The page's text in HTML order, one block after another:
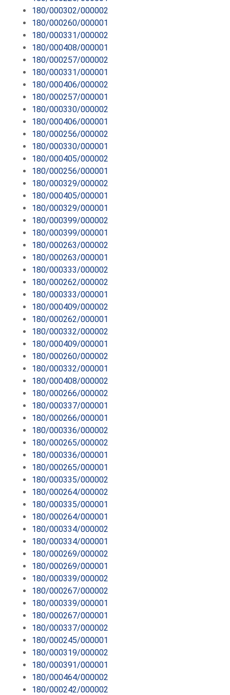
180/000302/000002
180/000260/000001
180/000331/000002
180/000408/000001
180/000257/000002
180/000331/000001
180/000406/000002
180/000257/000001
180/000330/000002
180/000406/000001
180/000256/000002
180/000330/000001
180/000405/000002
180/000256/000001
180/000329/000002
180/000405/000001
180/000329/000001
180/000399/000002
180/000399/000001
180/000263/000002
180/000263/000001
180/000333/000002
180/000262/000002
180/000333/000001
180/000409/000002
180/000262/000001
180/000332/000002
180/000409/000001
180/000260/000002
180/000332/000001
180/000408/000002
180/000266/000002
180/000337/000001
180/000266/000001
180/000336/000002
180/000265/000002
180/000336/000001
180/000265/000001
180/000335/000002
180/000264/000002
180/000335/000001
180/000264/000001
180/000334/000002
180/000334/000001
180/000269/000002
180/000269/000001
180/000339/000002
180/000267/000002
180/000339/000001
180/000267/000001
180/000337/000002
180/000245/000001
180/000319/000002
180/000391/000001
180/000464/000002
180/000242/000002